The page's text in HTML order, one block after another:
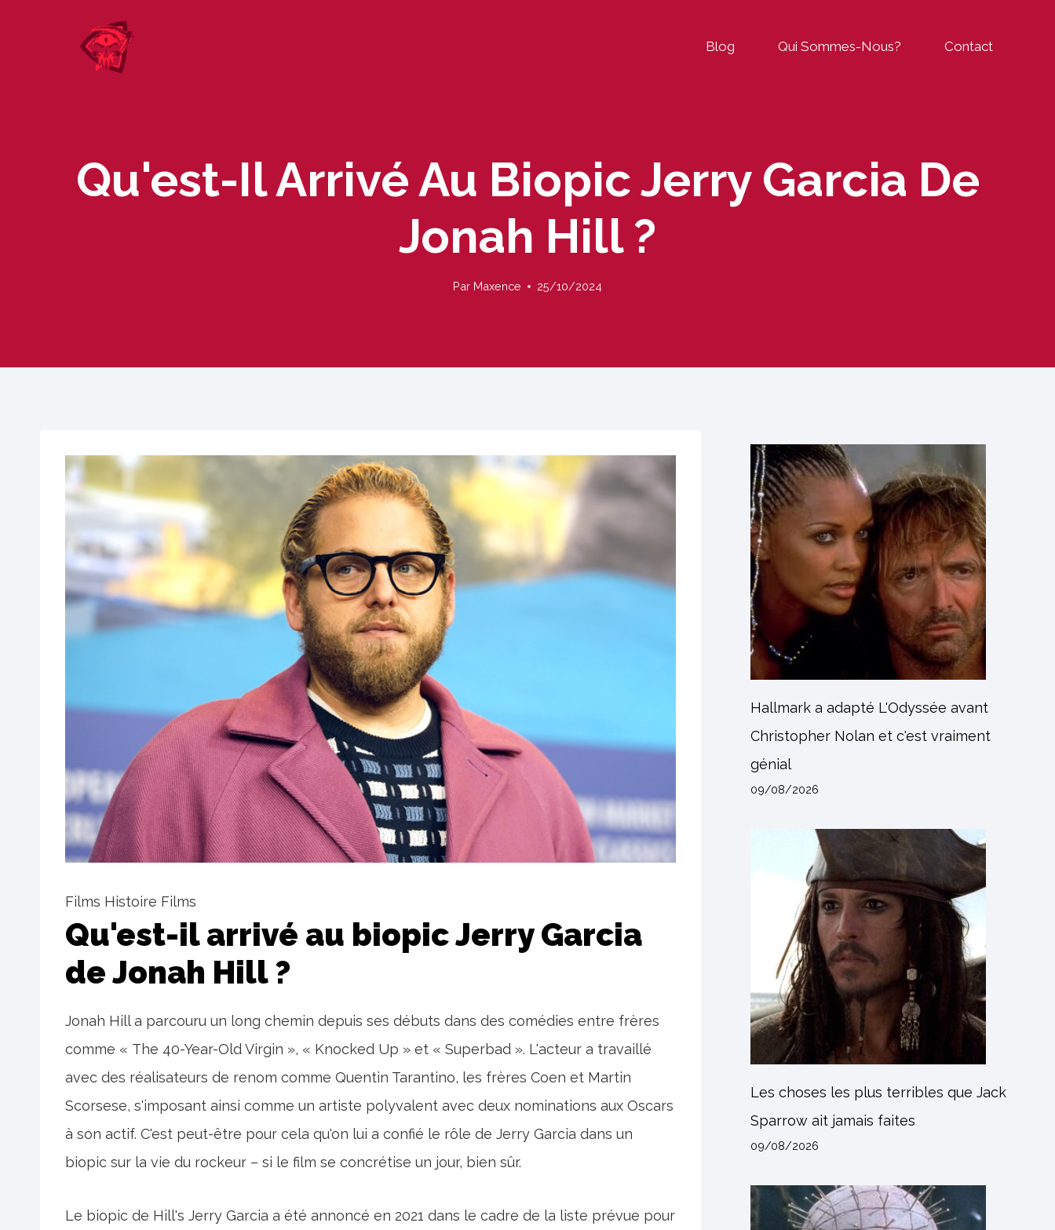
Blog Qui Sommes-Nous? Contact
Qu'est-Il Arrivé Au Biopic Jerry Garcia De
Jonah Hill ?
Par Maxence 25/10/2024
Films Histoire Films
Qu'est-il arrivé au biopic Jerry Garcia
de Jonah Hill ?
Jonah Hill a parcouru un long chemin depuis ses débuts dans des comédies entre frères
comme « The 40-Year-Old Virgin », « Knocked Up » et « Superbad ». L'acteur a travaillé
avec des réalisateurs de renom comme Quentin Tarantino, les frères Coen et Martin
Scorsese, s'imposant ainsi comme un artiste polyvalent avec deux nominations aux Oscars
à son actif. C'est peut-être pour cela qu'on lui a confié le rôle de Jerry Garcia dans un
biopic sur la vie du rockeur – si le film se concrétise un jour, bien sûr.
Le biopic de Hill's Jerry Garcia a été annoncé en 2021 dans le cadre de la liste prévue pour
Hallmark a adapté L'Odyssée avant
Christopher Nolan et c'est vraiment
génial
09/08/2026
Les choses les plus terribles que Jack
Sparrow ait jamais faites
09/08/2026